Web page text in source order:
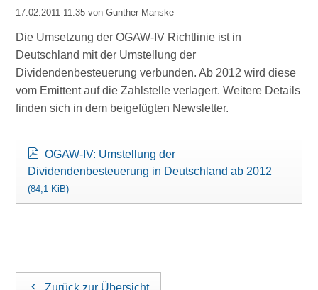
17.02.2011 11:35 von Gunther Manske
Die Umsetzung der OGAW-IV Richtlinie ist in
Deutschland mit der Umstellung der
Dividendenbesteuerung verbunden. Ab 2012 wird diese
vom Emittent auf die Zahlstelle verlagert. Weitere Details
finden sich in dem beigefügten Newsletter.
OGAW-IV: Umstellung der
Dividendenbesteuerung in Deutschland ab 2012
(84,1 KiB)